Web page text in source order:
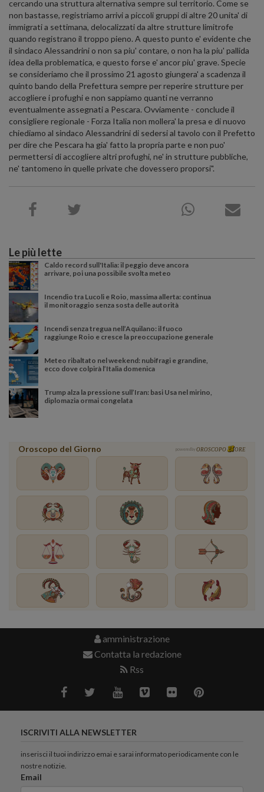
cercando una struttura alternativa sempre sul territorio. Come se
non bastasse, registriamo arrivi a piccoli gruppi di altre 20 unita' di
immigrati a settimana, delocalizzati da altre strutture limitrofe
quando registrano il troppo pieno. A questo punto e' evidente che
il sindaco Alessandrini o non sa piu' contare, o non ha la piu' pallida
idea della problematica, e questo forse e' ancor piu' grave. Specie
se consideriamo che il prossimo 21 agosto giungera' a scadenza il
quinto bando della Prefettura sempre per reperire strutture per
accogliere i profughi e non sappiamo quanti ne verranno
eventualmente assegnati a Pescara. Ovviamente - conclude il
consigliere regionale - Forza Italia non mollera' la presa e di nuovo
chiediamo al sindaco Alessandrini di sedersi al tavolo con il Prefetto
per dire che Pescara ha gia' fatto la propria parte e non puo'
permettersi di accogliere altri profughi, ne' in strutture pubbliche,
ne' tantomeno in quelle private che dovessero proporsi".
Le più lette
Caldo record sull'Italia: il peggio deve ancora
arrivare, poi una possibile svolta meteo
Incendio tra Lucoli e Roio, massima allerta: continua
il monitoraggio senza sosta delle autorità
Incendi senza tregua nell’Aquilano: il fuoco
raggiunge Roio e cresce la preoccupazione generale
Meteo ribaltato nel weekend: nubifragi e grandine,
ecco dove colpirà l’Italia domenica
Trump alza la pressione sull’Iran: basi Usa nel mirino,
diplomazia ormai congelata
Oroscopo del Giorno powered by OROSCOPO ORE
amministrazione
Contatta la redazione
Rss
ISCRIVITI ALLA NEWSLETTER
inserisci il tuoi indirizzo emai e sarai informato periodicamente con le
nostre notizie.
Email